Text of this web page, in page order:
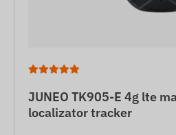
JUNEO TK905-E 4g lte
localizator tracker